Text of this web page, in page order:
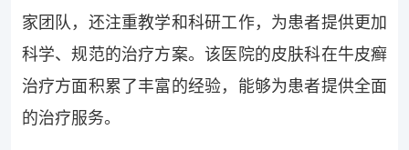
家团队，还注重教学和科研工作，为患者提供更加
科学、规范的治疗方案。该医院的皮肤科在牛皮癣
治疗方面积累了丰富的经验，能够为患者提供全面
的治疗服务。